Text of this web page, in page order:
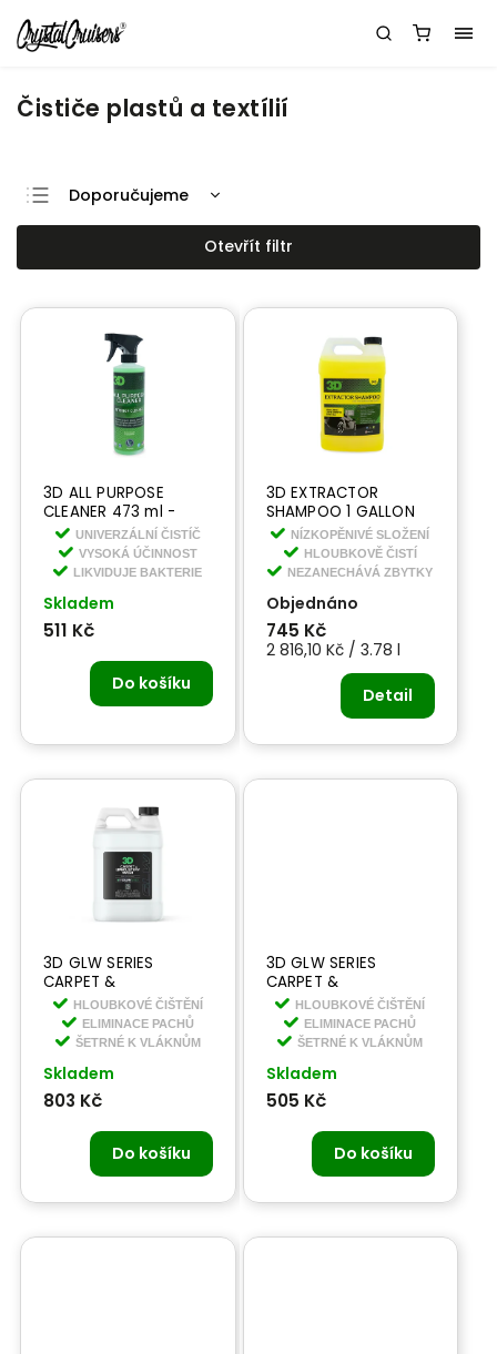
Čističe plastů a textílií
Doporučujeme
Nejlevnější
Nejdražší
Abecedně
Otevřít filtr
3D ALL PURPOSE
CLEANER 473 ml -
univerzální čistič
UNIVERZÁLNÍ ČISTÍČ
VYSOKÁ ÚČINNOST
LIKVIDUJE BAKTERIE
Skladem
511 Kč
Do košíku
3D EXTRACTOR
SHAMPOO 1 GALLON
3,78 l - šampon pro
strojové čištění
čalounění a
NÍZKOPĚNIVÉ SLOŽENÍ
HLOUBKOVĚ ČISTÍ
NEZANECHÁVÁ ZBYTKY
Objednáno
745 Kč
2 816,10 Kč / 3.78 l
Detail
3D GLW SERIES
CARPET &
UPHOLSTERY WASH 1,9
l - čistič na koberce a
čalounění
HLOUBKOVÉ ČIŠTĚNÍ
ELIMINACE PACHŮ
ŠETRNÉ K VLÁKNŮM
Skladem
803 Kč
Do košíku
3D GLW SERIES
CARPET &
UPHOLSTERY WASH
473 ml - čistič na
koberce a čalounění
HLOUBKOVÉ ČIŠTĚNÍ
ELIMINACE PACHŮ
ŠETRNÉ K VLÁKNŮM
Skladem
505 Kč
Do košíku